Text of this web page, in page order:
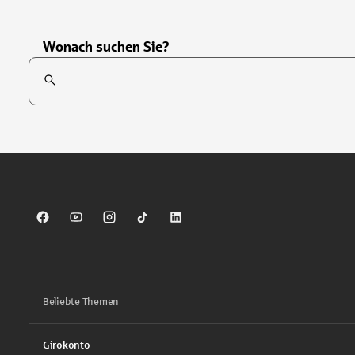
Wonach suchen Sie?
Suchfeld
Sparkasse auf Facebook
Sparkasse auf Youtube
Sparkasse auf Instagram
Sparkasse auf TikTok
Sparkasse auf LinkedIn
Beliebte Themen
Girokonto